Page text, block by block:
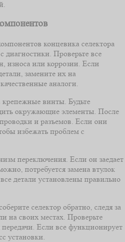
концевика селектора
Проверьте все
износа или коррозии. Если
замените их на
аналоги.
крепежные винты. Будьте
окружающие элементы. После
и разъемов. Если они
избежать проблем с
переключения. Если он заедает
потребуется замена втулок
детали установлены правильно
селектор обратно, следя за
на своих местах. Проверьте
Если все функционирует
установки.